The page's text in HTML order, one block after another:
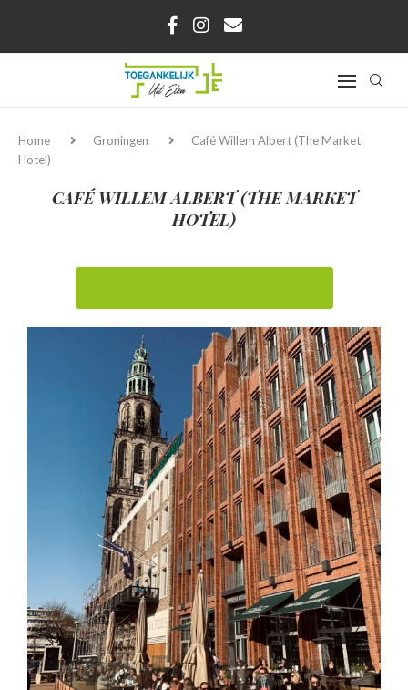
Home Groningen
Café Willem Albert (The Market
Hotel)
CAFÉ WILLEM ALBERT (THE MARKET
HOTEL)